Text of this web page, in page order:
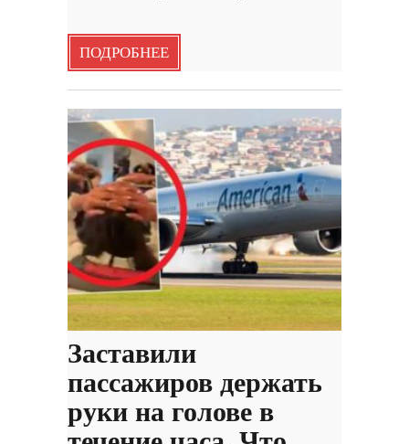
ПОДРОБНЕЕ
Заставили
пассажиров держать
руки на голове в